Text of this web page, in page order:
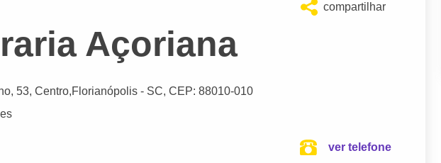
compartilhar
Açoriana
, 53, Centro,Florianópolis - SC, CEP: 88010-010
ver telefone